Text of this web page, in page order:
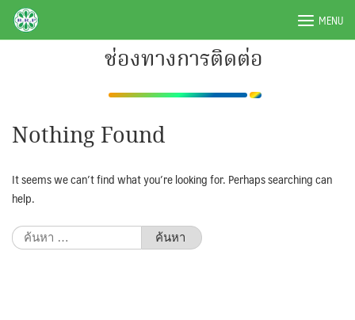
SkipBRPAUTO.COM MENU
ช่องทางการติดต่อ
Nothing Found
It seems we can’t find what you’re looking for. Perhaps searching can
help.
ค้นหา
สำหรับ: